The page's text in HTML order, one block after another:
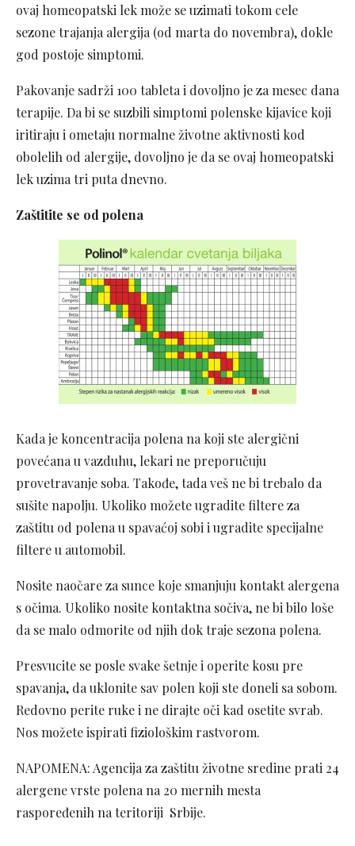
ovaj homeopatski lek može se uzimati tokom cele
sezone trajanja alergija (od marta do novembra), dokle
god postoje simptomi.
Pakovanje sadrži 100 tableta i dovoljno je za mesec dana
terapije. Da bi se suzbili simptomi polenske kijavice koji
iritiraju i ometaju normalne životne aktivnosti kod
obolelih od alergije, dovoljno je da se ovaj homeopatski
lek uzima tri puta dnevno.
Zaštitite se od polena
Kada je koncentracija polena na koji ste alergični
povećana u vazduhu, lekari ne preporučuju
provetravanje soba. Takođe, tada veš ne bi trebalo da
sušite napolju. Ukoliko možete ugradite filtere za
zaštitu od polena u spavaćoj sobi i ugradite specijalne
filtere u automobil.
Nosite naočare za sunce koje smanjuju kontakt alergena
s očima. Ukoliko nosite kontaktna sočiva, ne bi bilo loše
da se malo odmorite od njih dok traje sezona polena.
Presvucite se posle svake šetnje i operite kosu pre
spavanja, da uklonite sav polen koji ste doneli sa sobom.
Redovno perite ruke i ne dirajte oči kad osetite svrab.
Nos možete ispirati fiziološkim rastvorom.
NAPOMENA: Agencija za zaštitu životne sredine prati 24
alergene vrste polena na 20 mernih mesta
raspoređenih na teritoriji Srbije.